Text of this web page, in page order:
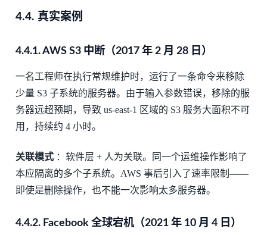
4.4. 真实案例
4.4.1.AWS S3 中断（2017 年 2 月 28 日）
一名工程师在执行常规维护时，运行了一条命令来移除
少量 S3 子系统的服务器。由于输入参数错误，移除的服
务器远超预期，导致 us-east-1 区域的 S3 服务大面积不可
用，持续约 4 小时。
关联模式：软件层 + 人为关联。同一个运维操作影响了
本应隔离的多个子系统。AWS 事后引入了速率限制——
即使是删除操作，也不能一次影响太多服务器。
4.4.2.Facebook 全球宕机（2021 年 10 月 4 日）